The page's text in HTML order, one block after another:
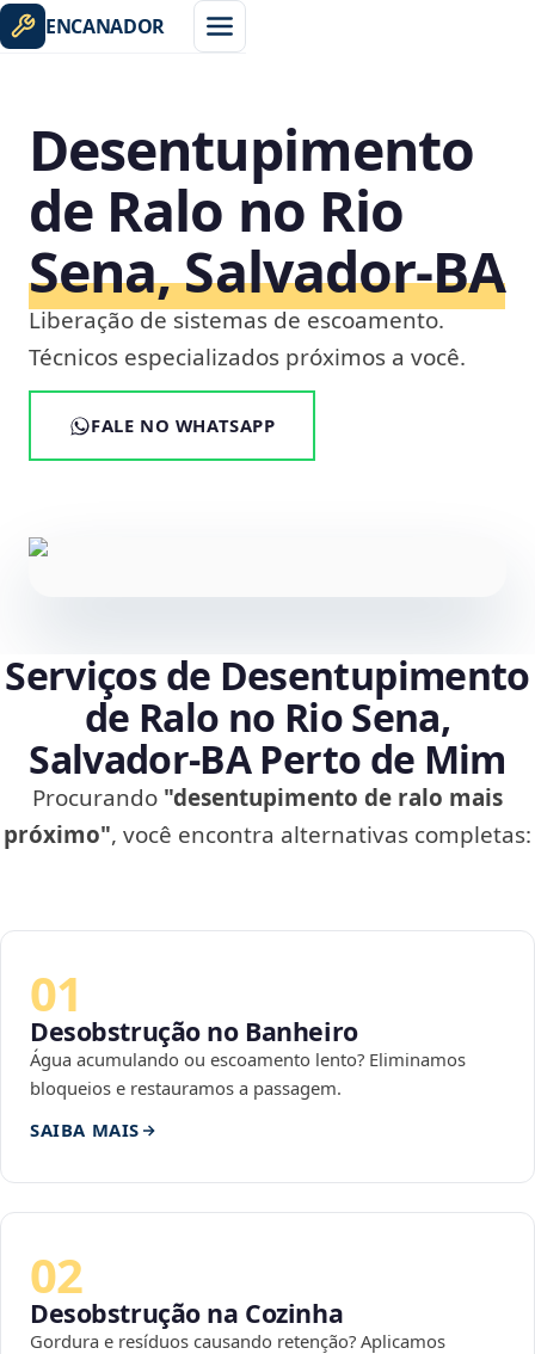
ENCANADOR
Desentupimento
de Ralo no Rio
Sena, Salvador‑BA
Liberação de sistemas de escoamento.
Técnicos especializados próximos a você.
FALE NO WHATSAPP
Serviços de Desentupimento
de Ralo no Rio Sena,
Salvador‑BA Perto de Mim
Procurando "desentupimento de ralo mais
próximo", você encontra alternativas completas:
01
Desobstrução no Banheiro
Água acumulando ou escoamento lento? Eliminamos
bloqueios e restauramos a passagem.
SAIBA MAIS
02
Desobstrução na Cozinha
Gordura e resíduos causando retenção? Aplicamos